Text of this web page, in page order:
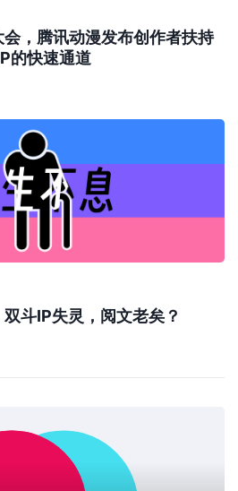
，腾讯动漫发布创作者扶持
的快速通道
斗IP失灵，阅文老矣？